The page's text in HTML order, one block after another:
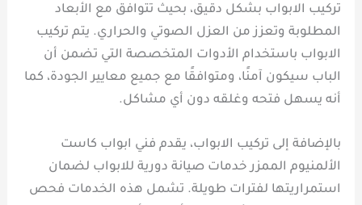
تركيب الابواب بشكل دقيق، بحيث تتوافق مع الأبعاد
المطلوبة وتعزز من العزل الصوتي والحراري. يتم تركيب
الابواب باستخدام الأدوات المتخصصة التي تضمن أن
الباب سيكون آمنًا، ومتوافقًا مع جميع معايير الجودة، كما
أنه يسهل فتحه وغلقه دون أي مشاكل.
بالإضافة إلى تركيب الابواب، يقدم فني ابواب كاست
الألمنيوم الممزر خدمات صيانة دورية للابواب لضمان
استمراريتها لفترات طويلة. تشمل هذه الخدمات فحص